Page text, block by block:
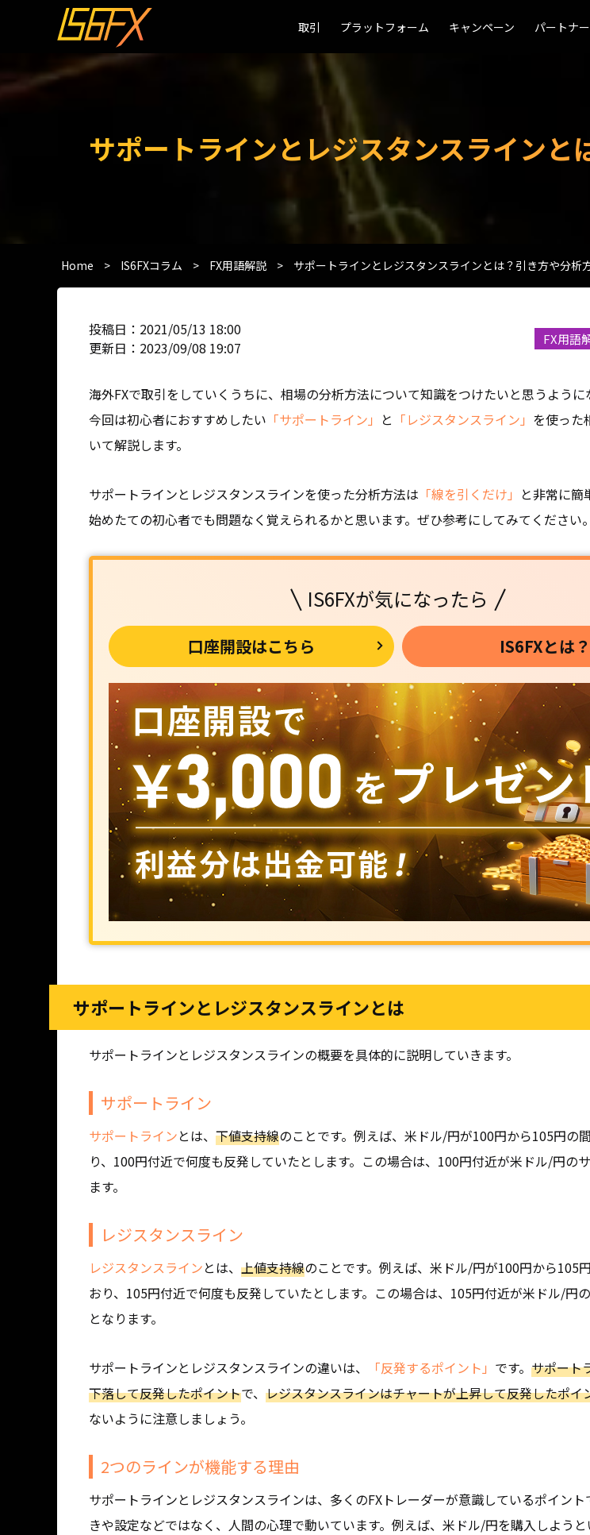
取引 プラットフォーム キャンペーン パートナー
サポートラインとレジスタンスライン
Home > IS6FXコラム > FX用語解説 > サポートラインとレジスタンスラインとは？引き方や分析
投稿日：2021/05/13 18:00
更新日：2023/09/08 19:07
FX用語
海外FXで取引をしていくうちに、相場の分析方法について知識をつけたいと思うように
今回は初心者におすすめしたい 「サポートライン」 と 「レジスタンスライン」 を使った
いて解説します。
サポートラインとレジスタンスラインを使った分析方法は 「線を引くだけ」 と非常に簡
始めたての初心者でも問題なく覚えられるかと思います。ぜひ参考にしてみてください。
IS6FXが気になったら
口座開設はこちら IS6FXとは？
サポートラインとレジスタンスラインとは
サポートラインとレジスタンスラインの概要を具体的に説明していきます。
サポートライン
サポートラインとは、 下値支持線のことです。例えば、米ドル/円が100円から105円の
り、100円付近で何度も反発していたとします。この場合は、100円付近が米ドル/円の
ます。
レジスタンスライン
レジスタンスラインとは、 上値支持線のことです。例えば、米ドル/円が100円から105
おり、105円付近で何度も反発していたとします。この場合は、105円付近が米ドル/円
となります。
サポートラインとレジスタンスラインの違いは、 「反発するポイント」 です。 サポート
下落して反発したポイントで、 レジスタンスラインはチャートが上昇して反発したポイ
ないように注意しましょう。
2つのラインが機能する理由
サポートラインとレジスタンスラインは、多くのFXトレーダーが意識しているポイント
きや設定などではなく、人間の心理で動いています。例えば、米ドル/円を購入しよう
取引 プラットフォーム キャンペーン パートナー